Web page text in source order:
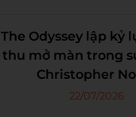
The Odyssey lập kỷ
thu mở màn trong
Christopher
22/07/2026